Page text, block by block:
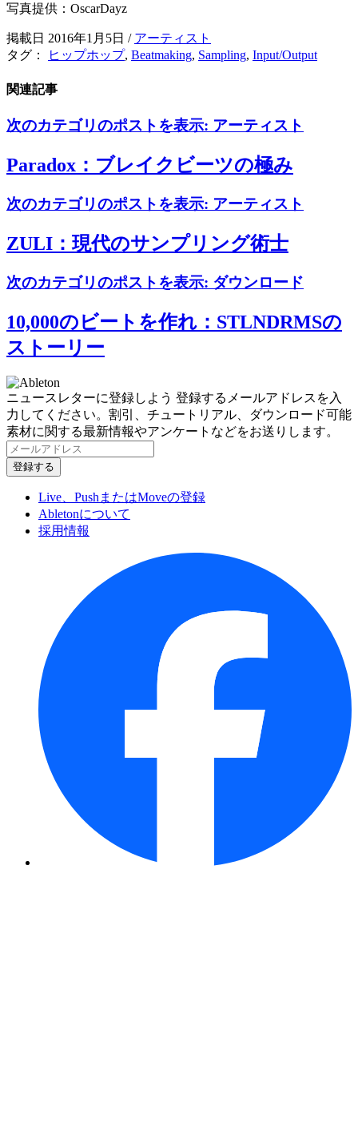
写真提供：OscarDayz
掲載日 2016年1月5日 / アーティスト
タグ：
ヒップホップ, Beatmaking, Sampling, Input/Output
関連記事
次のカテゴリのポストを表示: アーティスト
Paradox：ブレイクビーツの極み
次のカテゴリのポストを表示: アーティスト
ZULI：現代のサンプリング術士
次のカテゴリのポストを表示: ダウンロード
10,000のビートを作れ：STLNDRMSの
ストーリー
ニュースレターに登録しよう 登録するメールアドレスを入
力してください。割引、チュートリアル、ダウンロード可能
素材に関する最新情報やアンケートなどをお送りします。
Live、PushまたはMoveの登録
Abletonについて
採用情報